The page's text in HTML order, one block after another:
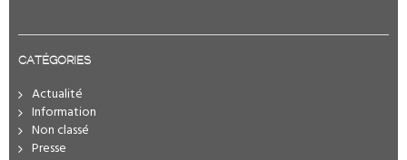
CATÉGORIES
Actualité
Information
Non classé
Presse